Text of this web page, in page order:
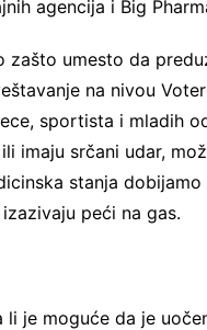
agencija i Big
zašto umesto da
na nivou
sportista i mladih
imaju srčani udar,
stanja dobijamo
peći na gas.
li je moguće da je